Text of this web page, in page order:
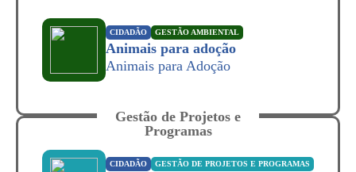
CIDADÃO GESTÃO AMBIENTAL
Animais para adoção
Animais para Adoção
Gestão de Projetos e
Programas
CIDADÃO GESTÃO DE PROJETOS E PROGRAMAS